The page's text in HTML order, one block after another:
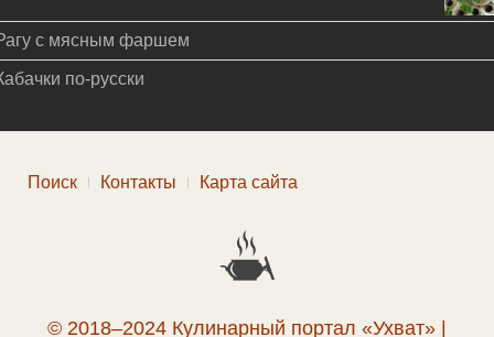
с мясным фаршем
по-русски
Поиск Контакты Карта сайта
© 2018–2024 Кулинарный портал «Ухват» |